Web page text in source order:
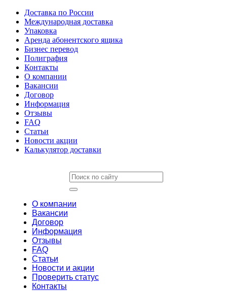
Доставка по России
Международная доставка
Упаковка
Аренда абонентского ящика
Бизнес перевод
Полиграфия
Контакты
О компании
Вакансии
Договор
Информация
Отзывы
FAQ
Статьи
Новости акции
Калькулятор доставки
О компании
Вакансии
Договор
Информация
Отзывы
FAQ
Статьи
Новости и акции
Проверить статус
Контакты